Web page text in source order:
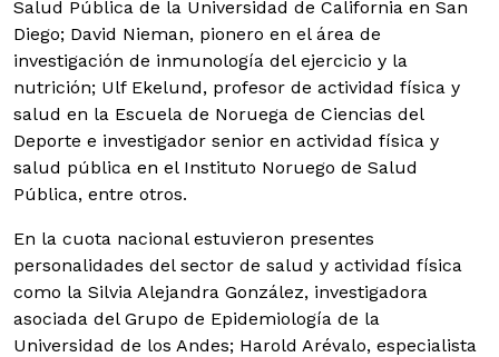
Salud Pública de la Universidad de California en San
Diego; David Nieman, pionero en el área de
investigación de inmunología del ejercicio y la
nutrición; Ulf Ekelund, profesor de actividad física y
salud en la Escuela de Noruega de Ciencias del
Deporte e investigador senior en actividad física y
salud pública en el Instituto Noruego de Salud
Pública, entre otros.
En la cuota nacional estuvieron presentes
personalidades del sector de salud y actividad física
como la Silvia Alejandra González, investigadora
asociada del Grupo de Epidemiología de la
Universidad de los Andes; Harold Arévalo, especialista